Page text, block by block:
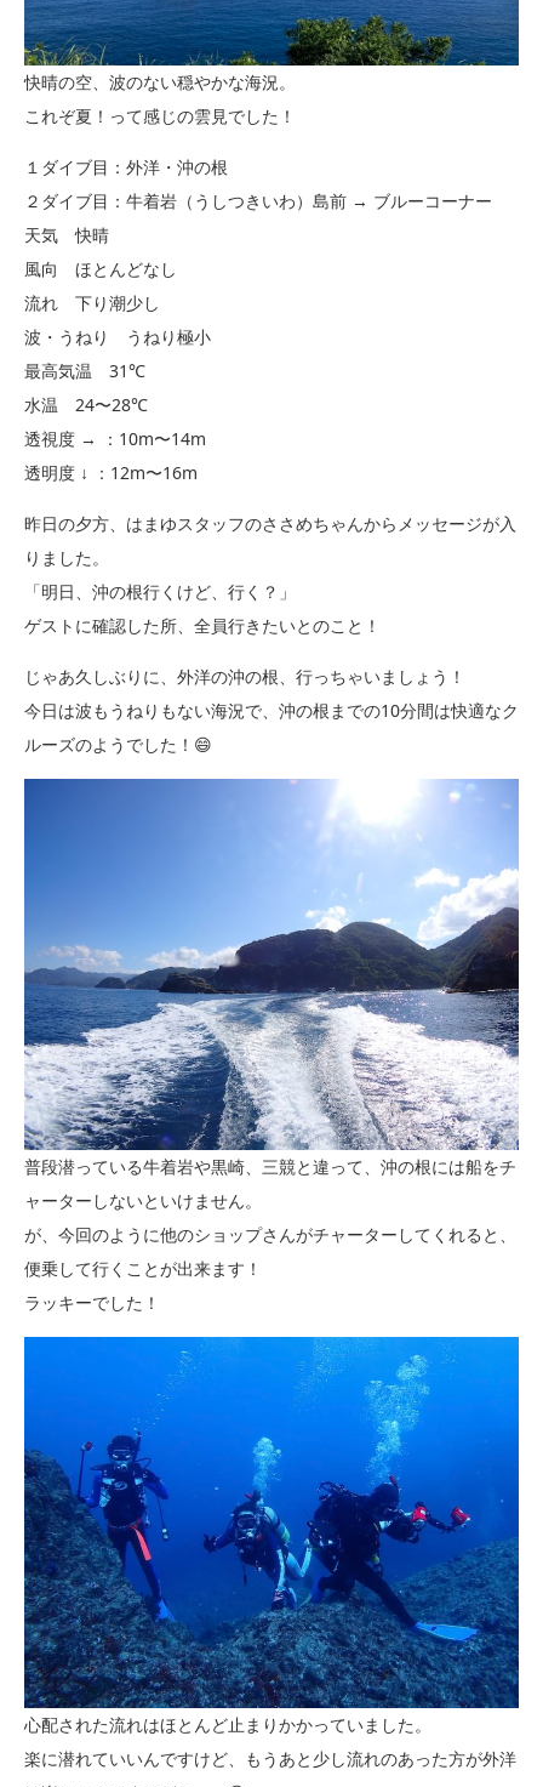
快晴の空、波のない穏やかな海況。
これぞ夏！って感じの雲見でした！
１ダイブ目：外洋・沖の根
２ダイブ目：牛着岩（うしつきいわ）島前 → ブルーコーナー
天気 快晴
風向 ほとんどなし
流れ 下り潮少し
波・うねり うねり極小
最高気温 31℃
水温 24〜28℃
透視度 → ：10m〜14m
透明度 ↓ ：12m〜16m
昨日の夕方、はまゆスタッフのささめちゃんからメッセージが入
りました。
「明日、沖の根行くけど、行く？」
ゲストに確認した所、全員行きたいとのこと！
じゃあ久しぶりに、外洋の沖の根、行っちゃいましょう！
今日は波もうねりもない海況で、沖の根までの10分間は快適なク
ルーズのようでした！😄
普段潜っている牛着岩や黒崎、三競と違って、沖の根には船をチ
ャーターしないといけません。
が、今回のように他のショップさんがチャーターしてくれると、
便乗して行くことが出来ます！
ラッキーでした！
心配された流れはほとんど止まりかかっていました。
楽に潜れていいんですけど、もうあと少し流れのあった方が外洋